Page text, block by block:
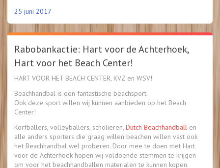
25 juni 2017
Rabobankactie: Hart voor de Achterhoek,
Hart voor het Beach Center!
HART VOOR HET BEACH CENTER, KVZ en WSV!
Beachhandbal is een fantastische beachsport.
Ook deze sport willen wij kunnen aanbieden op het Beach
Center!
Korfballers, volleyballers, scholieren, Dutch Beachhandball en
alle anders sporters die graag willen beachen willen vast ook
het Beachhandbal wel proberen. Door mee te doen met Hart
voor de Achterhoek hopen wij voldoende stemmen te krijgen
om voor het beachhandballen materialen te kunnen kopen.